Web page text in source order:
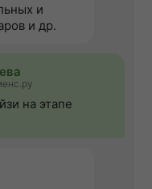
и
и др.
на этапе